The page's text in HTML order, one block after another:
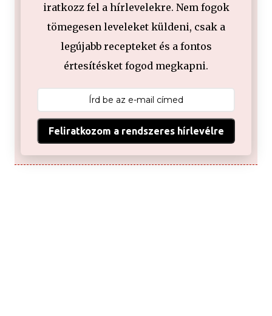
iratkozz fel a hírlevelekre. Nem fogok
tömegesen leveleket küldeni, csak a
legújabb recepteket és a fontos
értesítésket fogod megkapni.
Feliratkozom a rendszeres hírlevélre